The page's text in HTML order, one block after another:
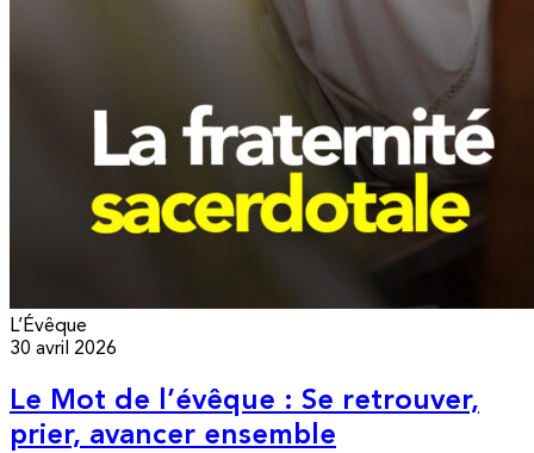
L’Évêque
30 avril 2026
Le Mot de l’évêque : Se retrouver,
prier, avancer ensemble